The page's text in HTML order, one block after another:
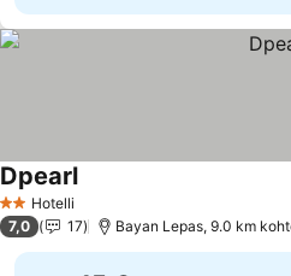
2 Tähtiluokitus
Hotelli
DpearlKatso hinnat
7,0 17 Bayan Lepas, 9.0 km